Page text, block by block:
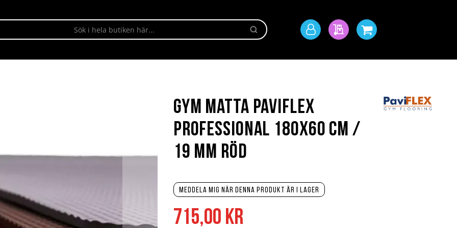
Sök
Mitt
Min offertMin kundvagn
715,00 kr
Meddela mig när denna produkt är i lager
Gym matta PaviFlex
Professional 180x60 cm /
19 mm röd